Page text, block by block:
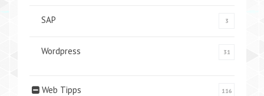
SAP 3
Wordpress 31
Web Tipps 116